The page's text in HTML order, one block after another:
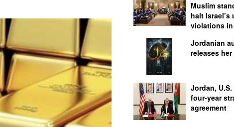
Muslim
halt Israel’s
violations
Jordanian
releases
Jordan,
four-year
agreement